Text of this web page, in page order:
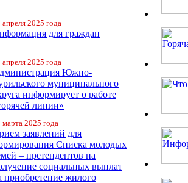
апреля 2025 года
для граждан
апреля 2025 года
Южно-
муниципального
информирует о работе
линии»
марта 2025 года
заявлений для
Списка молодых
– претендентов на
социальных выплат
приобретение жилого